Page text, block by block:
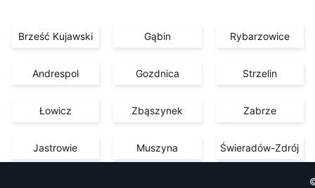
Brześć Kujawski Gąbin Rybarzowice
Andrespol Gozdnica Strzelin
Łowicz Zbąszynek Zabrze
Jastrowie Muszyna Świeradów-Zdrój